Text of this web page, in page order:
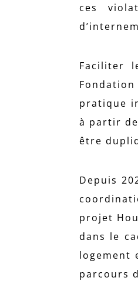
ces
Faciliter
pratique
à partir
être
Depuis
projet
dans le
logement
parcours